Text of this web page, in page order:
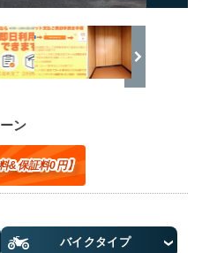
ン
&保証料0円】
バイクタイプ